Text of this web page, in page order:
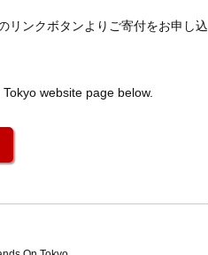
リンクボタンよりご寄付をお申し込
website page below.